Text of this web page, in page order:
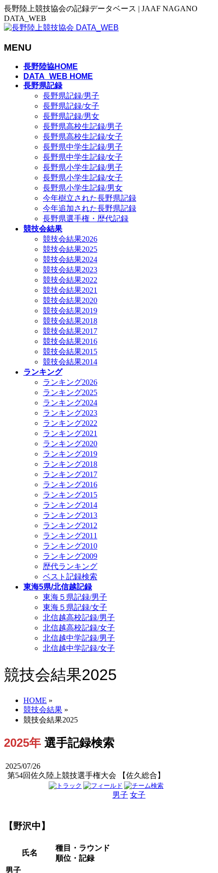
長野陸上競技協会の記録データベース | JAAF NAGANO
DATA_WEB
MENU
長野陸協HOME
DATA_WEB HOME
長野県記録
長野県記録/男子
長野県記録/女子
長野県記録/男女
長野県高校生記録/男子
長野県高校生記録/女子
長野県中学生記録/男子
長野県中学生記録/女子
長野県小学生記録/男子
長野県小学生記録/女子
長野県小学生記録/男女
今年樹立された長野県記録
今年追加された長野県記録
長野県選手権・歴代記録
競技会結果
競技会結果2026
競技会結果2025
競技会結果2024
競技会結果2023
競技会結果2022
競技会結果2021
競技会結果2020
競技会結果2019
競技会結果2018
競技会結果2017
競技会結果2016
競技会結果2015
競技会結果2014
ランキング
ランキング2026
ランキング2025
ランキング2024
ランキング2023
ランキング2022
ランキング2021
ランキング2020
ランキング2019
ランキング2018
ランキング2017
ランキング2016
ランキング2015
ランキング2014
ランキング2013
ランキング2012
ランキング2011
ランキング2010
ランキング2009
歴代ランキング
ベスト記録検索
東海5県/北信越記録
東海５県記録/男子
東海５県記録/女子
北信越高校記録/男子
北信越高校記録/女子
北信越中学記録/男子
北信越中学記録/女子
競技会結果2025
HOME »
競技会結果 »
競技会結果2025
2025年 選手記録検索
2025/07/26
第54回佐久陸上競技選手権大会 【佐久総合】
男子 女子
【野沢中】
氏名
種目・ラウンド
順位・記録
男子